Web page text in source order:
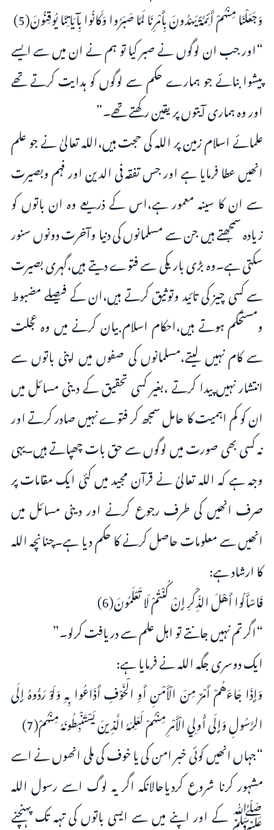
وَجَعَلْنَا مِنْهُمْ أَئِمَّةً يَهْدُونَ بِأَمْرِنَا لَمَّا صَبَرُوا وَكَانُوا بِآيَاتِنَا يُوقِنُونَ(5)
“اور جب ان لوگوں نے صبر کیا تو ہم نے ان میں سے ایسے
پیشوا بنائے جو ہمارے حکم سے لوگوں کو ہدایت کرتے تھے
اور وہ ہماری آیتوں پر یقین رکھتے تھے۔”
علمائے اسلام زمین پر اللہ کی حجت ہیں،اللہ تعالیٰ نے جو علم
انھیں عطا فرمایا ہے اور جس تفقہ فی الدین اور فہم وبصیرت
سے ان کا سینہ معمور ہے،اس کے ذریعے وہ ان باتوں کو
زیادہ سمجھتے ہیں جن سے مسلمانوں کی دنیا وآخرت دونوں سنور
سکتی ہے۔وہ بڑی باریکی سے فتوے دیتے ہیں،گہری بصیرت
سے کسی چیز کی تائید وتوثیق کرتے ہیں،ان کے فیصلے مضبوط
ومستحکم ہوتے ہیں،احکام اسلام بیان کرنے میں وہ عجلت
سے کام نہیں لیتے،مسلمانوں کی صفوں میں اپنی باتوں سے
انتشار نہیں پیدا کرتے ،بغیر کسی تحقیق کے دینی مسائل میں
ان کو کم اہمیت کا حامل سمجھ کر فتوے نہیں صادر کرتے اور
نہ کسی بھی صورت میں لوگوں سے حق بات چھپاتے ہیں۔یہی
وجہ ہے کہ اللہ تعالیٰ نے قرآن مجید میں کئی ایک مقامات پر
صرف انھیں کی طرف رجوع کرنے اور دینی مسائل میں
انھیں سے معلومات حاصل کرنے کا حکم دیا ہے۔چنانچہ اللہ
کا ارشاد ہے:
فَاسْأَلُوا أَهْلَ الذِّكْرِ إِنْ كُنْتُمْ لَا تَعْلَمُونَ(6)
“اگر تم نہیں جانتے تو اہل علم سے دریافت کرلو۔”
ایک دوسری جگہ اللہ نے فرمایا ہے:
وَإِذَا جَاءَهُمْ أَمْرٌ مِنَ الْأَمْنِ أَوِ الْخَوْفِ أَذَاعُوا بِهِ وَلَوْ رَدُّوهُ إِلَى
الرَّسُولِ وَإِلَى أُولِي الْأَمْرِ مِنْهُمْ لَعَلِمَهُ الَّذِينَ يَسْتَنْبِطُونَهُ مِنْهُمْ(7)
“جہاں انھیں کوئی خبر امن کی یا خوف کی ملی انھوں نے اسے
مشہور کرنا شروع کردیاحالانکہ اگر یہ لوگ اسے رسول اللہ
ﷺ کے اور اپنے میں سے ایسی باتوں کی تہہ تک پہنچنے